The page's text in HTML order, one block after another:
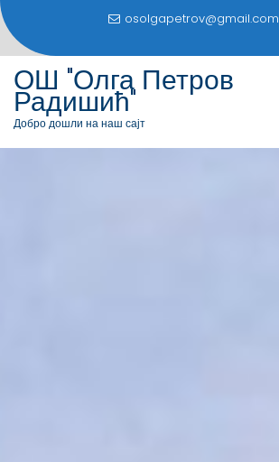
S
i
osolgapetrov@gmail.com
ОШ "Олга Петров
Радишић"
Добро дошли на наш сајт